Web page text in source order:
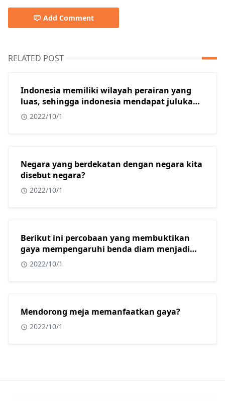
Add Comment
RELATED POST
Indonesia memiliki wilayah perairan yang
luas, sehingga indonesia mendapat julukan
sebagai?
2022/10/1
Negara yang berdekatan dengan negara kita
disebut negara?
2022/10/1
Berikut ini percobaan yang membuktikan
gaya mempengaruhi benda diam menjadi
bergerak adalah?
2022/10/1
Mendorong meja memanfaatkan gaya?
2022/10/1